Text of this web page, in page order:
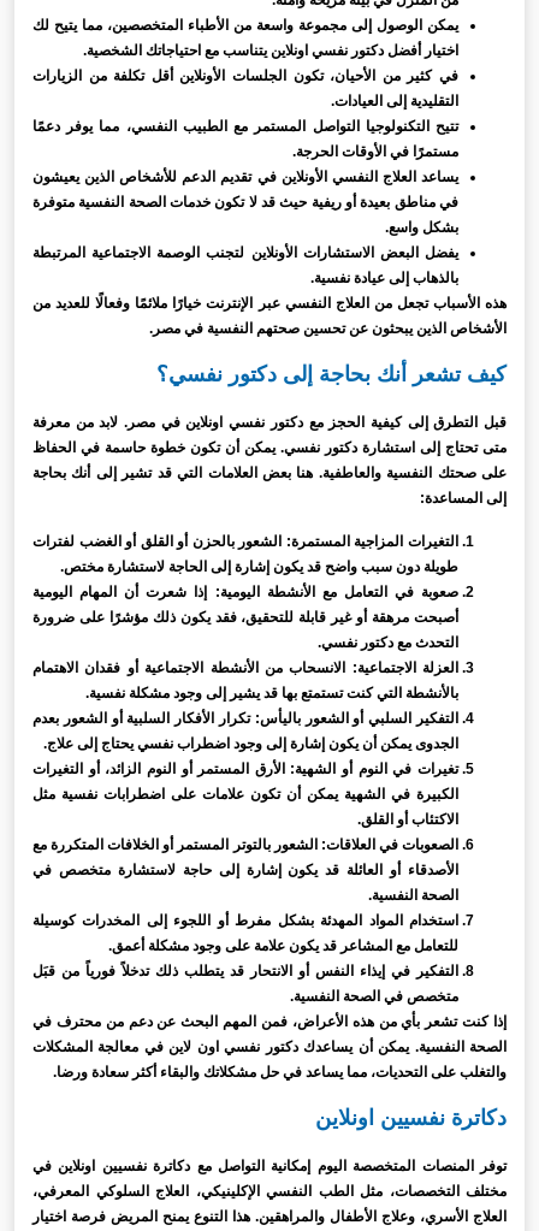
يمكن الوصول إلى مجموعة واسعة من الأطباء المتخصصين، مما يتيح لك
اختيار أفضل دكتور نفسي اونلاين يتناسب مع احتياجاتك الشخصية.
في كثير من الأحيان، تكون الجلسات الأونلاين أقل تكلفة من الزيارات
التقليدية إلى العيادات.
تتيح التكنولوجيا التواصل المستمر مع الطبيب النفسي، مما يوفر دعمًا
مستمرًا في الأوقات الحرجة.
يساعد العلاج النفسي الأونلاين في تقديم الدعم للأشخاص الذين يعيشون
في مناطق بعيدة أو ريفية حيث قد لا تكون خدمات الصحة النفسية متوفرة
بشكل واسع.
يفضل البعض الاستشارات الأونلاين لتجنب الوصمة الاجتماعية المرتبطة
بالذهاب إلى عيادة نفسية.
هذه الأسباب تجعل من العلاج النفسي عبر الإنترنت خيارًا ملائمًا وفعالًا للعديد من
الأشخاص الذين يبحثون عن تحسين صحتهم النفسية في مصر.
كيف تشعر أنك بحاجة إلى دكتور نفسي؟
قبل التطرق إلى كيفية الحجز مع دكتور نفسي اونلاين في مصر. لابد من معرفة
متى تحتاج إلى استشارة دكتور نفسي. يمكن أن تكون خطوة حاسمة في الحفاظ
على صحتك النفسية والعاطفية. هنا بعض العلامات التي قد تشير إلى أنك بحاجة
إلى المساعدة:
التغيرات المزاجية المستمرة: الشعور بالحزن أو القلق أو الغضب لفترات
طويلة دون سبب واضح قد يكون إشارة إلى الحاجة لاستشارة مختص.
صعوبة في التعامل مع الأنشطة اليومية: إذا شعرت أن المهام اليومية
أصبحت مرهقة أو غير قابلة للتحقيق، فقد يكون ذلك مؤشرًا على ضرورة
التحدث مع دكتور نفسي.
العزلة الاجتماعية: الانسحاب من الأنشطة الاجتماعية أو فقدان الاهتمام
بالأنشطة التي كنت تستمتع بها قد يشير إلى وجود مشكلة نفسية.
التفكير السلبي أو الشعور باليأس: تكرار الأفكار السلبية أو الشعور بعدم
الجدوى يمكن أن يكون إشارة إلى وجود اضطراب نفسي يحتاج إلى علاج.
تغيرات في النوم أو الشهية: الأرق المستمر أو النوم الزائد، أو التغيرات
الكبيرة في الشهية يمكن أن تكون علامات على اضطرابات نفسية مثل
الاكتئاب أو القلق.
الصعوبات في العلاقات: الشعور بالتوتر المستمر أو الخلافات المتكررة مع
الأصدقاء أو العائلة قد يكون إشارة إلى حاجة لاستشارة متخصص في
الصحة النفسية.
استخدام المواد المهدئة بشكل مفرط أو اللجوء إلى المخدرات كوسيلة
للتعامل مع المشاعر قد يكون علامة على وجود مشكلة أعمق.
التفكير في إيذاء النفس أو الانتحار قد يتطلب ذلك تدخلاً فورياً من قبَل
متخصص في الصحة النفسية.
إذا كنت تشعر بأي من هذه الأعراض، فمن المهم البحث عن دعم من محترف في
الصحة النفسية. يمكن أن يساعدك دكتور نفسي اون لاين في معالجة المشكلات
والتغلب على التحديات، مما يساعد في حل مشكلاتك والبقاء أكثر سعادة ورضا.
دكاترة نفسيين اونلاين
توفر المنصات المتخصصة اليوم إمكانية التواصل مع دكاترة نفسيين اونلاين في
مختلف التخصصات، مثل الطب النفسي الإكلينيكي، العلاج السلوكي المعرفي،
العلاج الأسري، وعلاج الأطفال والمراهقين. هذا التنوع يمنح المريض فرصة اختيار